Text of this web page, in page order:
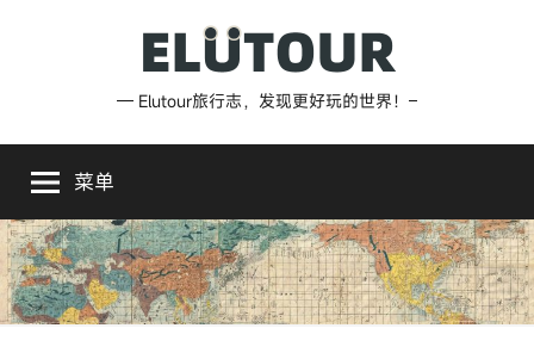
Elutour
旅
行
志
— Elutour旅行志，发现更好玩的世界！–
菜单